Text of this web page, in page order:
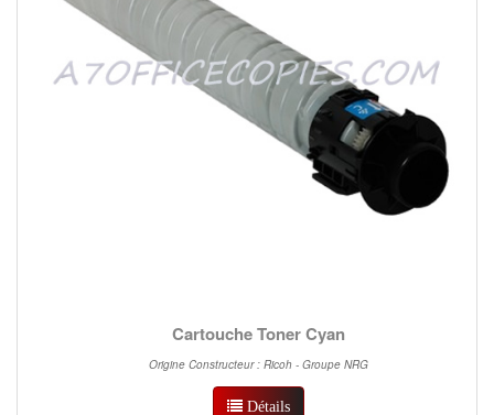
Cartouche Toner Cyan
Origine Constructeur : Ricoh - Groupe NRG
Détails